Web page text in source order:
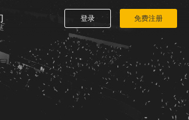
登录 免费注册